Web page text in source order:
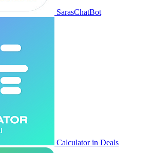
SarasChatBot
Calculator in Deals